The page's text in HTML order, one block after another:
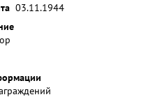
03.11.1944